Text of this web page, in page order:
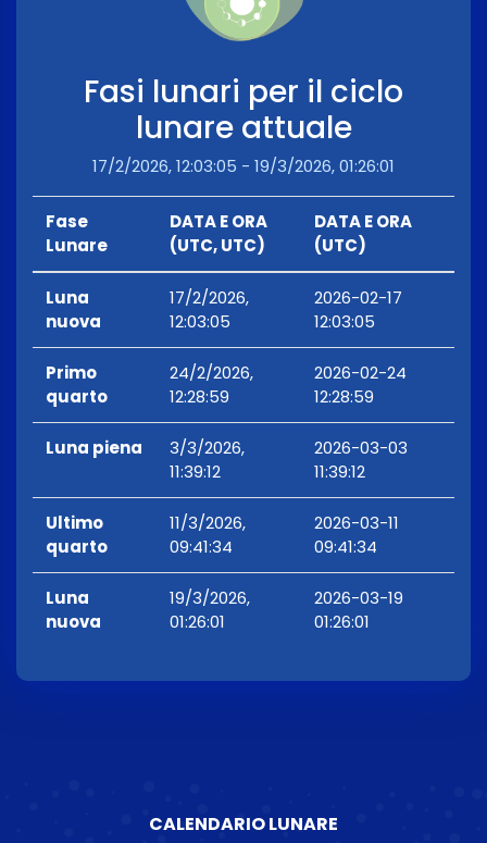
Fasi lunari per il ciclo
lunare attuale
17/2/2026, 12:03:05 - 19/3/2026, 01:26:01
Fase
Lunare
DATA E ORA
(UTC, UTC)
DATA E ORA
(UTC)
Luna
nuova
17/2/2026,
12:03:05
2026-02-17
12:03:05
Primo
quarto
24/2/2026,
12:28:59
2026-02-24
12:28:59
Luna piena
3/3/2026,
11:39:12
2026-03-03
11:39:12
Ultimo
quarto
11/3/2026,
09:41:34
2026-03-11
09:41:34
Luna
nuova
19/3/2026,
01:26:01
2026-03-19
01:26:01
CALENDARIO LUNARE